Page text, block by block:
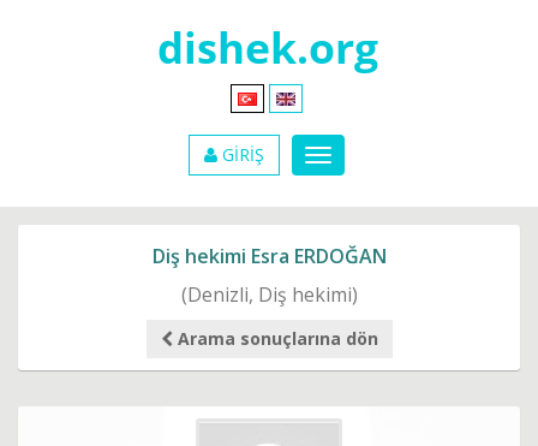
GİRİŞ
Diş hekimi Esra ERDOĞAN
(Denizli, Diş hekimi)
Arama sonuçlarına dön